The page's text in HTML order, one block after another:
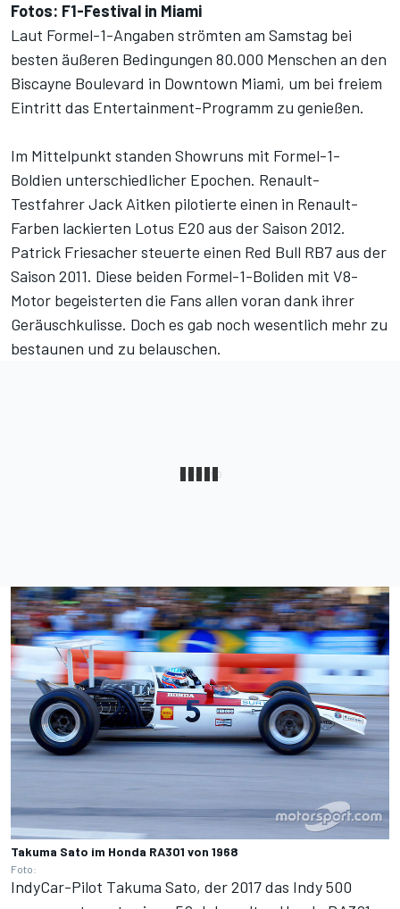
Fotos: F1-Festival in Miami
Laut Formel-1-Angaben strömten am Samstag bei
besten äußeren Bedingungen 80.000 Menschen an den
Biscayne Boulevard in Downtown Miami, um bei freiem
Eintritt das Entertainment-Programm zu genießen.
Im Mittelpunkt standen Showruns mit Formel-1-
Boldien unterschiedlicher Epochen. Renault-
Testfahrer Jack Aitken pilotierte einen in Renault-
Farben lackierten Lotus E20 aus der Saison 2012.
Patrick Friesacher steuerte einen Red Bull RB7 aus der
Saison 2011. Diese beiden Formel-1-Boliden mit V8-
Motor begeisterten die Fans allen voran dank ihrer
Geräuschkulisse. Doch es gab noch wesentlich mehr zu
bestaunen und zu belauschen.
Takuma Sato im Honda RA301 von 1968
Foto:
IndyCar-Pilot Takuma Sato, der 2017 das Indy 500